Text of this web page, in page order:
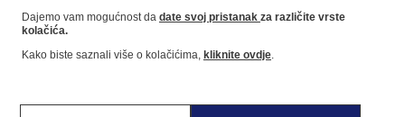
Dućan
Dajemo vam mogućnost da date svoj pristanak za različite vrste
kolačića.
Kako biste saznali više o kolačićima, kliknite ovdje.